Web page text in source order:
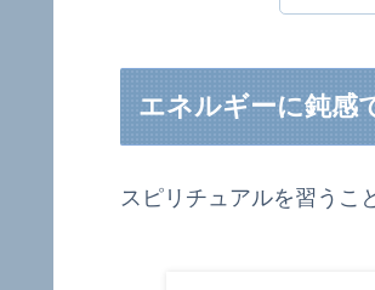
エネルギーに鈍感
スピリチュアルを習うこ